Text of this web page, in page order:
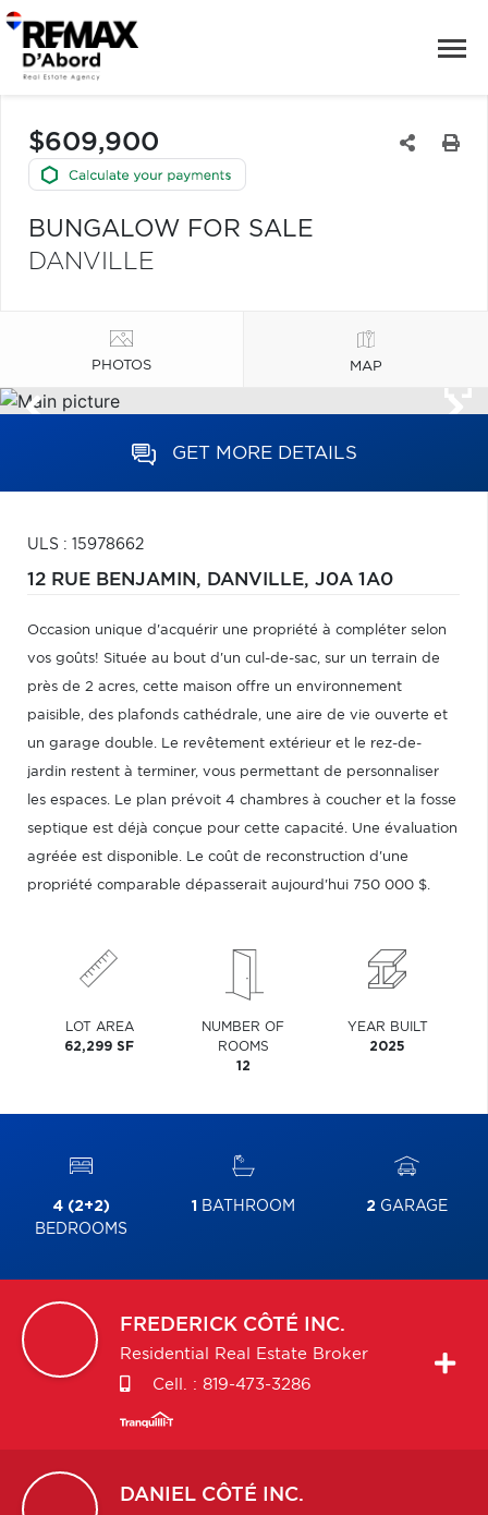
$609,900
BUNGALOW FOR SALE
DANVILLE
PHOTOS MAP
GET MORE DETAILS
ULS : 15978662
12 RUE BENJAMIN, DANVILLE, J0A 1A0
Occasion unique d'acquérir une propriété à compléter selon
vos goûts! Située au bout d'un cul-de-sac, sur un terrain de
près de 2 acres, cette maison offre un environnement
paisible, des plafonds cathédrale, une aire de vie ouverte et
un garage double. Le revêtement extérieur et le rez-de-
jardin restent à terminer, vous permettant de personnaliser
les espaces. Le plan prévoit 4 chambres à coucher et la fosse
septique est déjà conçue pour cette capacité. Une évaluation
agréée est disponible. Le coût de reconstruction d'une
propriété comparable dépasserait aujourd'hui 750 000 $.
LOT AREA
62,299 SF
NUMBER OF
ROOMS
12
YEAR BUILT
2025
4 (2+2)
BEDROOMS
1 BATHROOM 2GARAGE
FREDERICK CÔTÉ INC.
Residential Real Estate Broker
Cell. : 819-473-3286
DANIEL CÔTÉ INC.